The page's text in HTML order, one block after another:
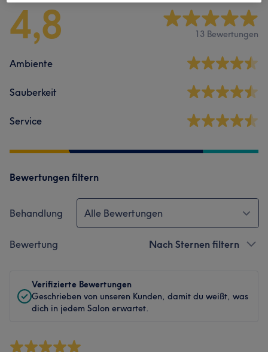
4,8 13 Bewertungen
Ambiente
Sauberkeit
Service
Bewertungen filtern
Behandlung Alle Bewertungen
Bewertung Nach Sternen filtern
Verifizierte Bewertungen
Geschrieben von unseren Kunden, damit du weißt, was
dich in jedem Salon erwartet.